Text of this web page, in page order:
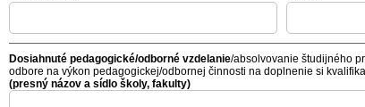
Dosiahnuté pedagogické/odborné vzdelanie/absolvovanie študijného
odbore na výkon pedagogickej/odbornej činnosti na doplnenie si
(presný názov a sídlo školy, fakulty)